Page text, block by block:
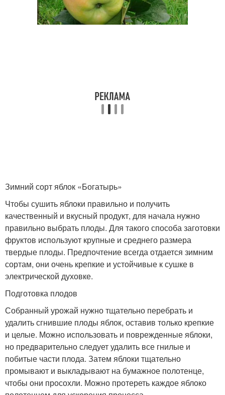
Зимний сорт яблок «Богатырь»
Чтобы сушить яблоки правильно и получить
качественный и вкусный продукт, для начала нужно
правильно выбрать плоды. Для такого способа заготовки
фруктов используют крупные и среднего размера
твердые плоды. Предпочтение всегда отдается зимним
сортам, они очень крепкие и устойчивые к сушке в
электрической духовке.
Подготовка плодов
Собранный урожай нужно тщательно перебрать и
удалить сгнившие плоды яблок, оставив только крепкие
и целые. Можно использовать и поврежденные яблоки,
но предварительно следует удалить все гнилые и
побитые части плода. Затем яблоки тщательно
промывают и выкладывают на бумажное полотенце,
чтобы они просохли. Можно протереть каждое яблоко